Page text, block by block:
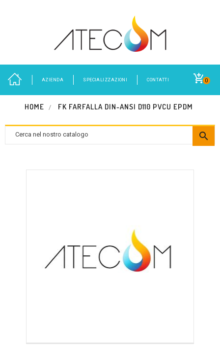
0
AZIENDA SPECIALIZZAZIONI CONTATTI
HOME FK FARFALLA DIN-ANSI D110 PVCU EPDM
